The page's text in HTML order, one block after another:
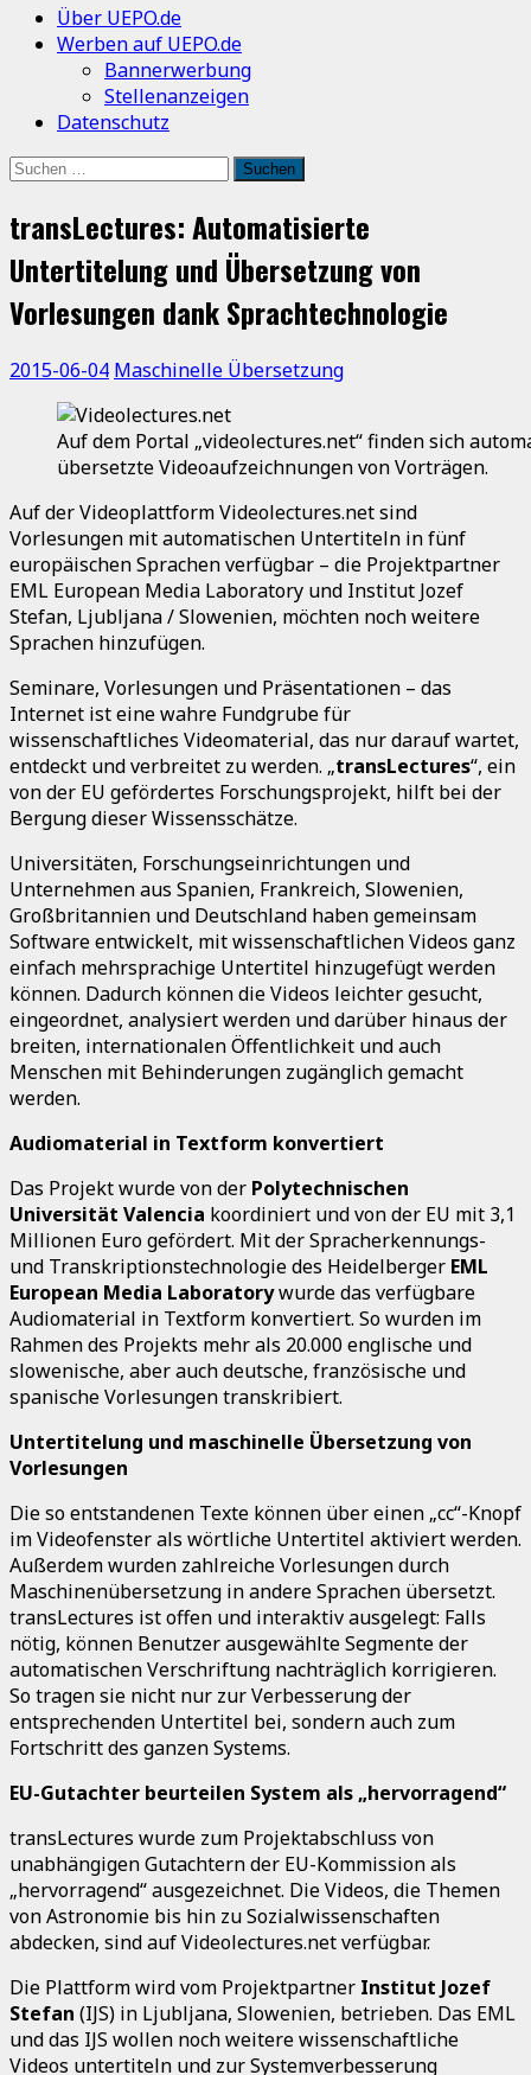
Über UEPO.de
Werben auf UEPO.de
Bannerwerbung
Stellenanzeigen
Datenschutz
Suchen
transLectures: Automatisierte
Untertitelung und Übersetzung von
Vorlesungen dank Sprachtechnologie
2015-06-04 Maschinelle Übersetzung
Auf dem Portal „videolectures.net“ finden sich
übersetzte Videoaufzeichnungen von Vorträgen.
Auf der Videoplattform Videolectures.net sind
Vorlesungen mit automatischen Untertiteln in fünf
europäischen Sprachen verfügbar – die Projektpartner
EML European Media Laboratory und Institut Jozef
Stefan, Ljubljana / Slowenien, möchten noch weitere
Sprachen hinzufügen.
Seminare, Vorlesungen und Präsentationen – das
Internet ist eine wahre Fundgrube für
wissenschaftliches Videomaterial, das nur darauf wartet,
entdeckt und verbreitet zu werden. „transLectures“, ein
von der EU gefördertes Forschungsprojekt, hilft bei der
Bergung dieser Wissensschätze.
Universitäten, Forschungseinrichtungen und
Unternehmen aus Spanien, Frankreich, Slowenien,
Großbritannien und Deutschland haben gemeinsam
Software entwickelt, mit wissenschaftlichen Videos ganz
einfach mehrsprachige Untertitel hinzugefügt werden
können. Dadurch können die Videos leichter gesucht,
eingeordnet, analysiert werden und darüber hinaus der
breiten, internationalen Öffentlichkeit und auch
Menschen mit Behinderungen zugänglich gemacht
werden.
Audiomaterial in Textform konvertiert
Das Projekt wurde von der Polytechnischen
Universität Valencia koordiniert und von der EU mit 3,1
Millionen Euro gefördert. Mit der Spracherkennungs-
und Transkriptionstechnologie des Heidelberger EML
European Media Laboratorywurde das verfügbare
Audiomaterial in Textform konvertiert. So wurden im
Rahmen des Projekts mehr als 20.000 englische und
slowenische, aber auch deutsche, französische und
spanische Vorlesungen transkribiert.
Untertitelung und maschinelle Übersetzung von
Vorlesungen
Die so entstandenen Texte können über einen „cc“-Knopf
im Videofenster als wörtliche Untertitel aktiviert werden.
Außerdem wurden zahlreiche Vorlesungen durch
Maschinenübersetzung in andere Sprachen übersetzt.
transLectures ist offen und interaktiv ausgelegt: Falls
nötig, können Benutzer ausgewählte Segmente der
automatischen Verschriftung nachträglich korrigieren.
So tragen sie nicht nur zur Verbesserung der
entsprechenden Untertitel bei, sondern auch zum
Fortschritt des ganzen Systems.
EU-Gutachter beurteilen System als „hervorragend“
transLectures wurde zum Projektabschluss von
unabhängigen Gutachtern der EU-Kommission als
„hervorragend“ ausgezeichnet. Die Videos, die Themen
von Astronomie bis hin zu Sozialwissenschaften
abdecken, sind auf Videolectures.net verfügbar.
Die Plattform wird vom Projektpartner Institut Jozef
Stefan (IJS) in Ljubljana, Slowenien, betrieben. Das EML
und das IJS wollen noch weitere wissenschaftliche
Videos untertiteln und zur Systemverbesserung